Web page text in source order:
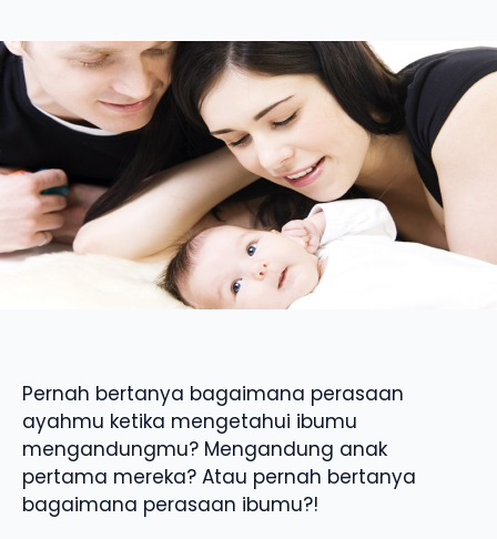
Pernah bertanya bagaimana perasaan
ayahmu ketika mengetahui ibumu
mengandungmu? Mengandung anak
pertama mereka? Atau pernah bertanya
bagaimana perasaan ibumu?!